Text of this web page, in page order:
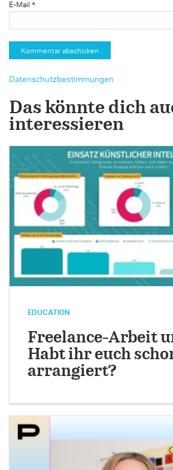
E-Mail *
Datenschutzbestimmungen
Das könnte dich
interessieren
EDUCATION
Freelance-Arbeit
Habt ihr euch
arrangiert?